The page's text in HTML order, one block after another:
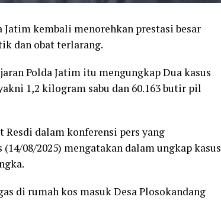
Jatim kembali menorehkan prestasi besar
dan obat terlarang.
Polda Jatim itu mengungkap Dua kasus
1,2 kilogram sabu dan 60.163 butir pil
Resdi dalam konferensi pers yang
08/2025) mengatakan dalam ungkap kasus
di rumah kos masuk Desa Plosokandang